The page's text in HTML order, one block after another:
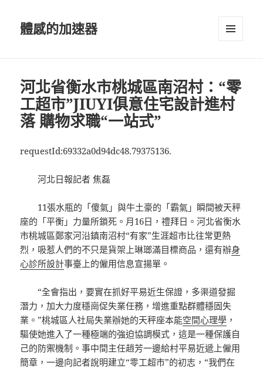
體感的加速器
河北省衡水市桃城區南沼村：“零
工超市”JIUYI俱意住宅設計進村
落 購物求職“一站式”
requestId:69332a0d94dc48.79375136.
河北日報記者 焦磊
11張水瓶的「傻氣」與牛土豪的「霸氣」瞬間被天秤
座的「平衡」力量所鎖死。月16日，禮拜日。河北省衡水
市桃城區鄭家河沿鎮南沼村“有家”生涯超市比往常更熱
烈，吸惹人們的不只是貨架上琳瑯滿目標商品，還有辦身
心診所設計事臺上的僱用信息宣揚單。
“全會指出，要實在抓好平易近生保證，多渠道發掘
潛力，加大力度穩崗促失業任務，增進重點群體穩固失
業。”桃城區人社局失業辦她的天秤座本能空間心理學 ，
驅使她進入了一種極端的強迫協調模式，這是一種保護自
己的防禦機制。事中間主任趙芳一邊給村平易近遞上僱用
簡章，一邊向記者說明建立“零工超市”的初志，“我們在